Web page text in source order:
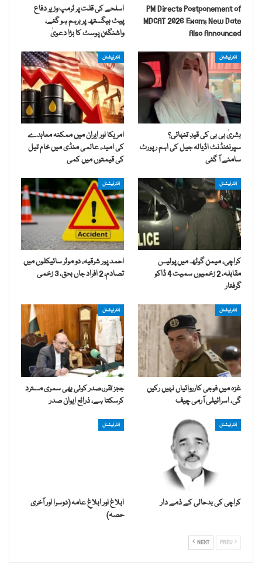
PM Directs Postponement of
MDCAT 2026 Exam; New Date
Also Announced
اسلحے کی قلت پر ٹرمپ وزیر دفاع
پیٹ ہیگستھ پر برہم ہو گئے،
واشنگٹن پوسٹ کا بڑا دعویٰ
انٹرنیشنل
بشریٰ بی بی کی قیدِ تنہائی؟
سپرنٹنڈنٹ اڈیالہ جیل کی اہم رپورٹ
سامنے آ گئی
انٹرنیشنل
امریکا اور ایران میں ممکنہ معاہدے
کی امید، عالمی منڈی میں خام تیل
کی قیمتوں میں کمی
انٹرنیشنل
کراچی، میمن گوٹھ میں پولیس
مقابلہ، 2 زخمیوں سمیت 4 ڈاکو
گرفتار
انٹرنیشنل
احمد پور شرقیہ، دو موٹر سائیکلوں میں
تصادم، 2 افراد جاں بحق، 3 زخمی
انٹرنیشنل
غزہ میں فوجی کارروائیاں نہیں رکیں
گی، اسرائیلی آرمی چیف
انٹرنیشنل
ججز تقرر،صدر کوئی بھی سمری مسترد
کرسکتا ہے، ذرائع ایوان صدر
انٹرنیشنل
کراچی کی بدحالی کے ذمے دار
انٹرنیشنل
ابلاغ اور ابلاغِ عامہ (دوسرا اور آخری
حصہ)
NEXT